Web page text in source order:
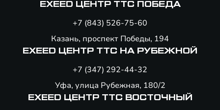
EXEED ЦЕНТР ТТС ПОБЕДА
+7 (843) 526-75-60
Казань, проспект Победы, 194
EXEED ЦЕНТР ТТС НА РУБЕЖНОЙ
+7 (347) 292-44-32
Уфа, улица Рубежная, 180/2
EXEED ЦЕНТР ТТС ВОСТОЧНЫЙ